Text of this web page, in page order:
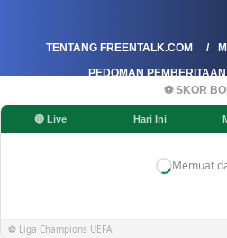
⚽ SKOR
🔴 Live Hari Ini
Memuat
⚽ Liga Champions UEFA
TENTANG FREENTALK.COM
PEDOMAN
PEDOMAN PEMBERITAAN
KOREKSI & KLARIFIKASI